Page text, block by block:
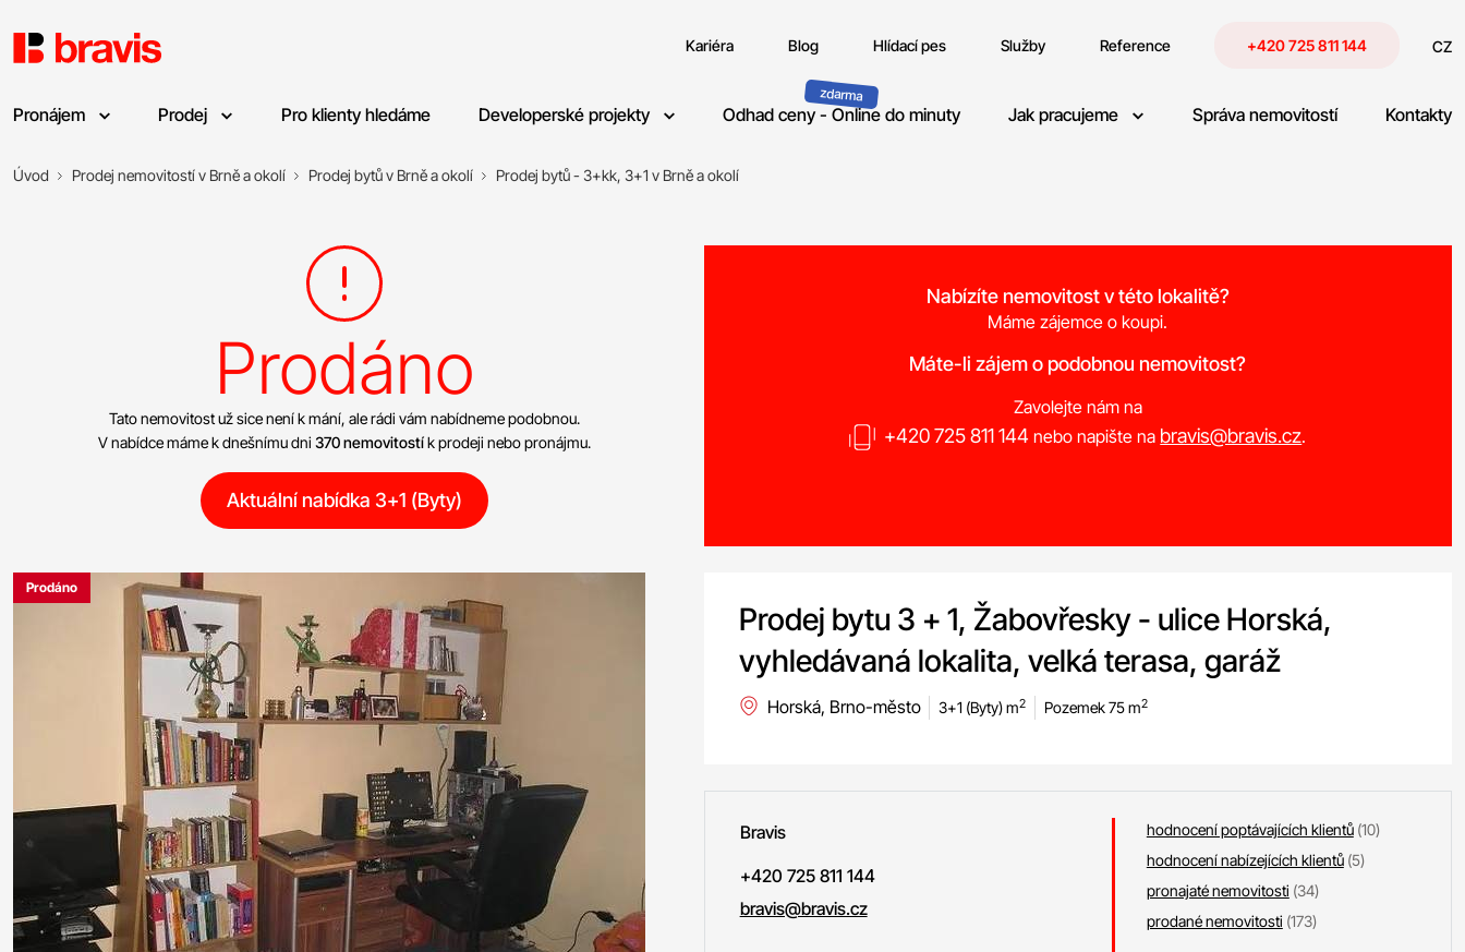
Kariéra Blog Hlídací pes Služby Reference +420 725 811 144 CZ
Pronájem Prodej Pro klienty hledáme Developerské projekty Odhad ceny - Online do minuty Jak pracujeme Správa nemovitostí Kontakty
Úvod Prodej nemovitostí v Brně a okolí Prodej bytů v Brně a okolí Prodej bytů - 3+kk, 3+1 v Brně a okolí
Prodáno
Tato nemovitost už sice není k mání, ale rádi vám nabídneme podobnou.
V nabídce máme k dnešnímu dni 370 nemovitostík prodeji nebo pronájmu.
Aktuální nabídka 3+1 (Byty)
Nabízíte nemovitost v této lokalitě?
Máme zájemce o koupi.
Máte-li zájem o podobnou nemovitost?
Zavolejte nám na
+420 725 811 144 nebo napište na bravis@bravis.cz.
Prodáno
Prodej bytu 3 + 1, Žabovřesky - ulice Horská,
vyhledávaná lokalita, velká terasa, garáž
Horská, Brno-město 3+1 (Byty) m2 Pozemek 75 m2
Bravis
+420 725 811 144
bravis@bravis.cz
hodnocení poptávajících klientů (10)
hodnocení nabízejících klientů (5)
pronajaté nemovitosti (34)
prodané nemovitosti (173)